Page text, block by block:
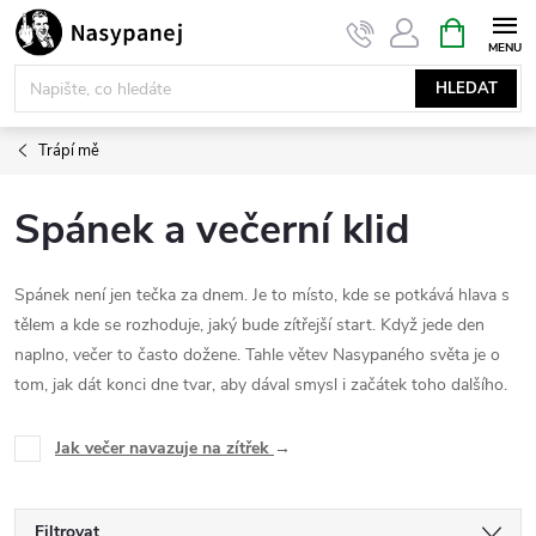
Přejít
na
obsah
HLEDAT
NÁKUPNÍ
KOŠÍK
Trápí mě
Spánek a večerní klid
Spánek není jen tečka za dnem. Je to místo, kde se potkává hlava s
tělem a kde se rozhoduje, jaký bude zítřejší start. Když jede den
naplno, večer to často dožene. Tahle větev Nasypaného světa je o
tom, jak dát konci dne tvar, aby dával smysl i začátek toho dalšího.
Jak večer navazuje na zítřek →